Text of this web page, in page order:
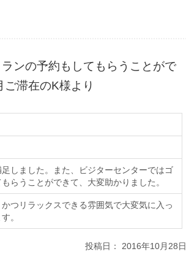
ンの予約もしてもらうことがで
滞在のK様より
しました。また、ビジターセンターではゴ
らうことができて、大変助かりました。
つリラックスできる雰囲気で大変気に入っ
。
投稿日： 2016年10月28日